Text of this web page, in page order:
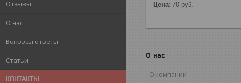
Отзывы
О нас
Вопросы-ответы
Статьи
КОНТАКТЫ
Цена: 70 руб.
О нас
О компании